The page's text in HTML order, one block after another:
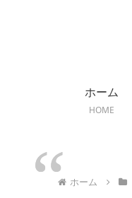
ホーム
HOME
ホーム